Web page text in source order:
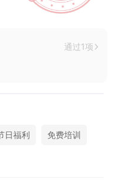
通过1项
日福利 免费培训